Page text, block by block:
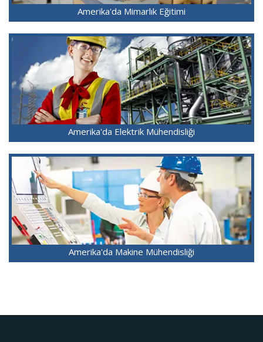
Amerika'da Mimarlık Eğitimi
Amerika'da Elektrik Mühendisliği
Amerika'da Makine Mühendisliği